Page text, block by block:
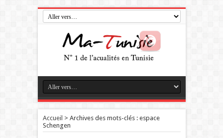
Accueil > Archives des mots-clés : espace
Schengen